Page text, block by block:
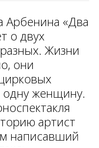
Арбенина «Два
о двух
Жизни
они
одну женщину.
артист
написавший